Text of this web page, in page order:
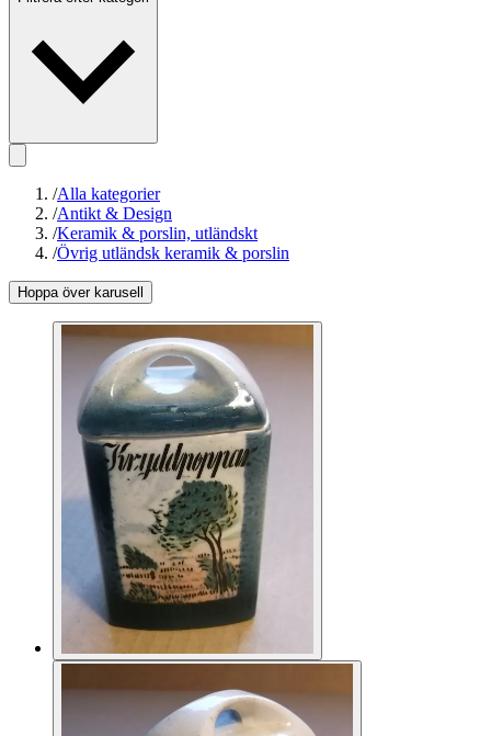
/Alla kategorier
/Antikt & Design
/Keramik & porslin, utländskt
/Övrig utländsk keramik & porslin
Hoppa över karusell